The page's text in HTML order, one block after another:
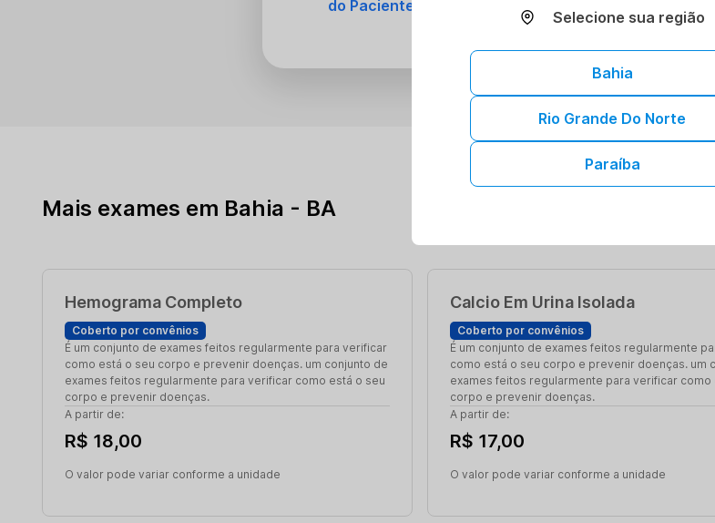
do Paciente.
Mais exames em Bahia - BA
Hemograma Completo
Coberto por convênios
É um conjunto de exames feitos regularmente para verificar
como está o seu corpo e prevenir doenças. um conjunto de
exames feitos regularmente para verificar como está o seu
corpo e prevenir doenças.
A partir de:
R$ 18,00
O valor pode variar conforme a unidade
Calcio Em Urina Isolada
Coberto por convênios
É um conjunto de exames feitos regularmente
como está o seu corpo e prevenir doenças. um
exames feitos regularmente para verificar como
corpo e prevenir doenças.
A partir de:
R$ 17,00
O valor pode variar conforme a unidade
Selecione sua região
Bahia
Rio Grande Do Norte
Paraíba